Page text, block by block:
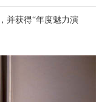
，并获得“年度魅力演